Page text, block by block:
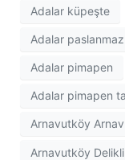
Adalar küpeşte
Adalar
Adalar pimapen
Adalar pimapen
Arnavutköy
Arnavutköy